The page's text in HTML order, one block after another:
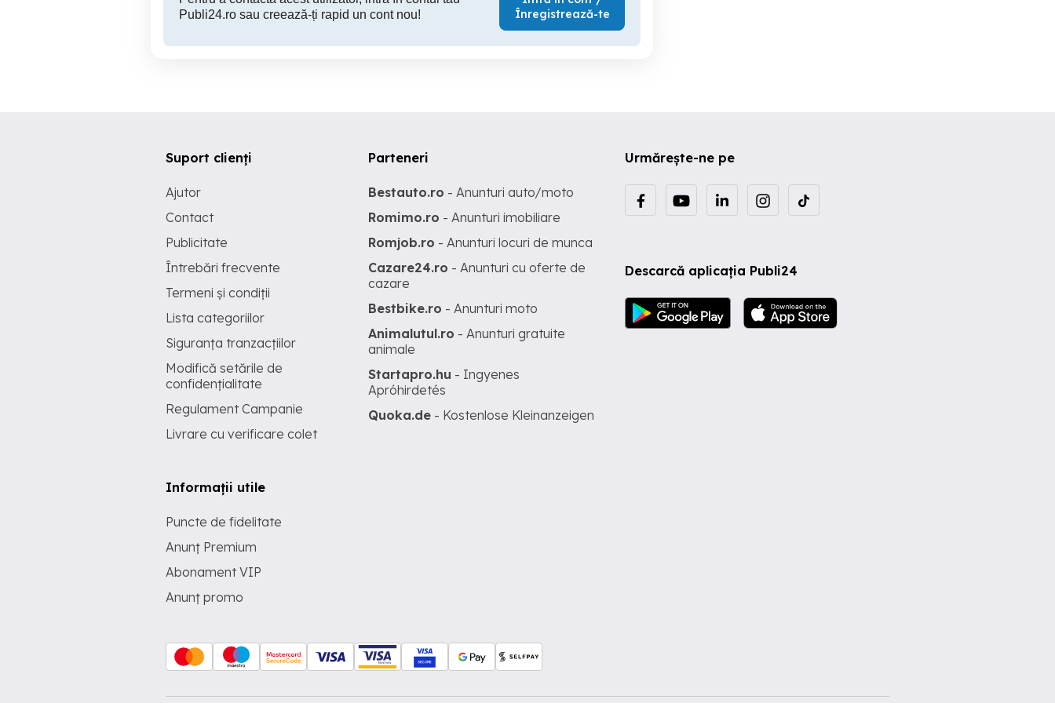
Publi24.ro sau creează-ți rapid un cont nou!
Înregistrează-te
Urmărește-ne pe
Descarcă aplicația Publi24
Suport clienți
Ajutor
Contact
Publicitate
Întrebări frecvente
Termeni și condiții
Lista categoriilor
Siguranța tranzacțiilor
Modifică setările de
confidențialitate
Regulament Campanie
Livrare cu verificare colet
Informații utile
Puncte de fidelitate
Anunț Premium
Abonament VIP
Anunț promo
Parteneri
Bestauto.ro - Anunturi auto/moto
Romimo.ro - Anunturi imobiliare
Romjob.ro - Anunturi locuri de munca
Cazare24.ro - Anunturi cu oferte de
cazare
Bestbike.ro - Anunturi moto
Animalutul.ro - Anunturi gratuite
animale
Startapro.hu - Ingyenes
Apróhirdetés
Quoka.de - Kostenlose Kleinanzeigen